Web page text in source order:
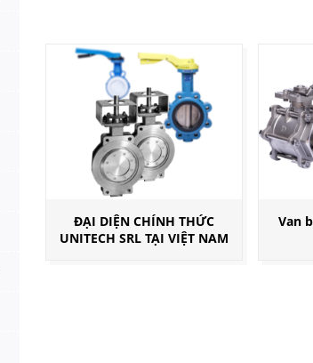
ĐẠI DIỆN CHÍNH THỨC
UNITECH SRL TẠI VIỆT NAM
Van